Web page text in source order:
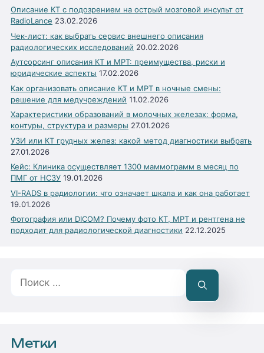
Описание КТ с подозрением на острый мозговой инсульт от
RadioLance 23.02.2026
Чек-лист: как выбрать сервис внешнего описания
радиологических исследований 20.02.2026
Аутсорсинг описания КТ и МРТ: преимущества, риски и
юридические аспекты 17.02.2026
Как организовать описание КТ и МРТ в ночные смены:
решение для медучреждений 11.02.2026
Характеристики образований в молочных железах: форма,
контуры, структура и размеры 27.01.2026
УЗИ или КТ грудных желез: какой метод диагностики выбрать
27.01.2026
Кейс: Клиника осуществляет 1300 маммограмм в месяц по
ПМГ от НСЗУ 19.01.2026
VI-RADS в радиологии: что означает шкала и как она работает
19.01.2026
Фотография или DICOM? Почему фото КТ, МРТ и рентгена не
подходит для радиологической диагностики 22.12.2025
Метки